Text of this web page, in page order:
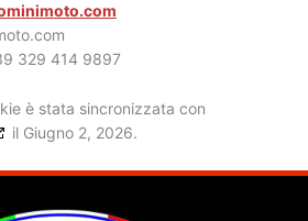
329 414 9897
è stata sincronizzata con
il Giugno 2, 2026.